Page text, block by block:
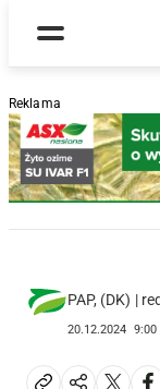
Menu
Reklama
PAP, (DK) |
20.12.2024 9:00